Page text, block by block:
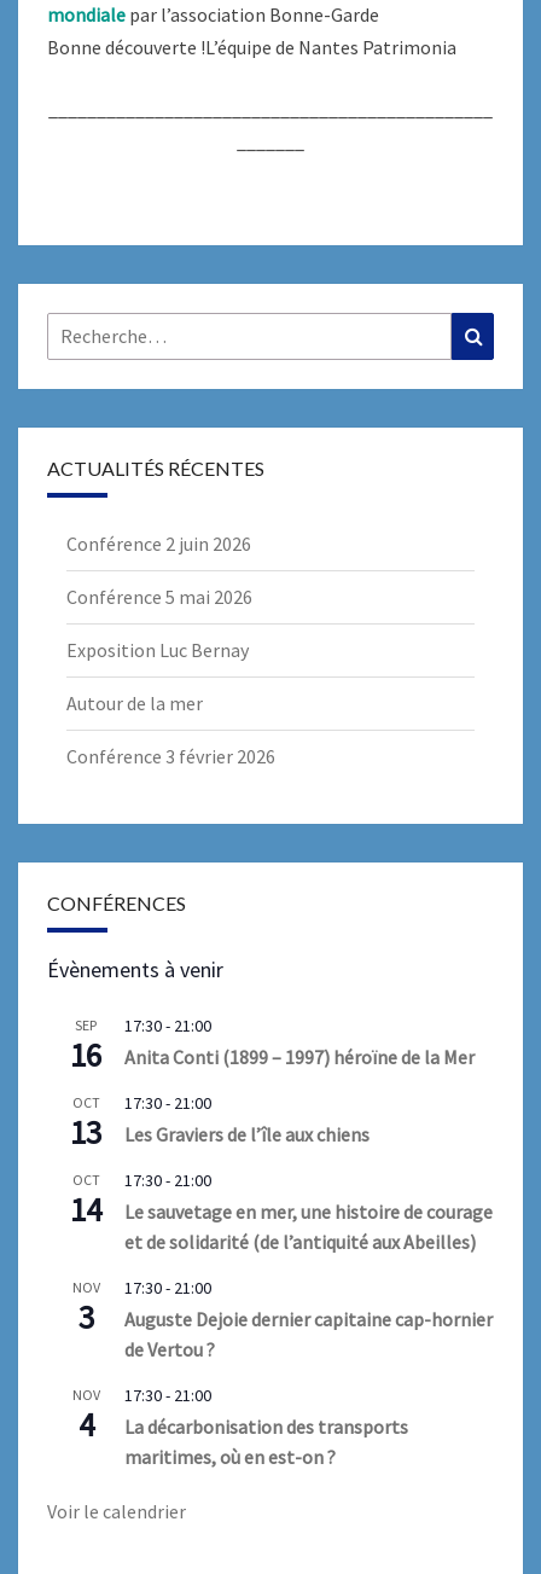
mondiale par l’association Bonne-Garde
Bonne découverte !L’équipe de Nantes Patrimonia
Rechercher :
ACTUALITÉS RÉCENTES
Conférence 2 juin 2026
Conférence 5 mai 2026
Exposition Luc Bernay
Autour de la mer
Conférence 3 février 2026
CONFÉRENCES
Évènements à venir
SEP
16
17:30- 21:00
Anita Conti (1899 – 1997) héroïne de la Mer
OCT
13
17:30- 21:00
Les Graviers de l’île aux chiens
OCT
14
17:30- 21:00
Le sauvetage en mer, une histoire de courage
et de solidarité (de l’antiquité aux Abeilles)
NOV
3
17:30- 21:00
Auguste Dejoie dernier capitaine cap-hornier
de Vertou ?
NOV
4
17:30- 21:00
La décarbonisation des transports
maritimes, où en est-on ?
Voir le calendrier